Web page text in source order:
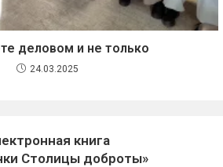
деловом и не только
24.03.2025
книга
Столицы доброты»